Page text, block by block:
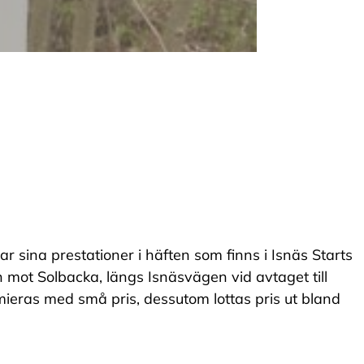
sina prestationer i häften som finns i Isnäs Starts
Solbacka, längs Isnäsvägen vid avtaget till
med små pris, dessutom lottas pris ut bland